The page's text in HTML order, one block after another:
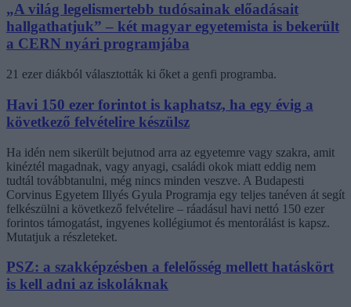
„A világ legelismertebb tudósainak előadásait
hallgathatjuk” – két magyar egyetemista is bekerült
a CERN nyári programjába
21 ezer diákból választották ki őket a genfi programba.
Havi 150 ezer forintot is kaphatsz, ha egy évig a
következő felvételire készülsz
Ha idén nem sikerült bejutnod arra az egyetemre vagy szakra, amit
kinéztél magadnak, vagy anyagi, családi okok miatt eddig nem
tudtál továbbtanulni, még nincs minden veszve. A Budapesti
Corvinus Egyetem Illyés Gyula Programja egy teljes tanéven át segít
felkészülni a következő felvételire – ráadásul havi nettó 150 ezer
forintos támogatást, ingyenes kollégiumot és mentorálást is kapsz.
Mutatjuk a részleteket.
PSZ: a szakképzésben a felelősség mellett hatáskört
is kell adni az iskoláknak